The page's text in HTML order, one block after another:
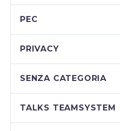
PEC
PRIVACY
SENZA CATEGORIA
TALKS TEAMSYSTEM